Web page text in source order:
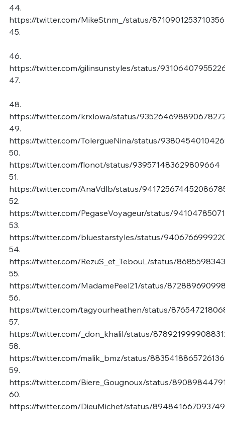
44.
https://twitter.com/MikeStnm_/status/
45.
46.
https://twitter.com/gilinsunstyles/status/
47.
48.
https://twitter.com/krxlowa/status/
49.
https://twitter.com/TolergueNina/status/
50.
https://twitter.com/flonot/status/939571483629809664
51.
https://twitter.com/AnaVdlb/status/
52.
https://twitter.com/PegaseVoyageur/status/
53.
https://twitter.com/bluestarstyles/status/
54.
https://twitter.com/RezuS_et_TebouL/status/
55.
https://twitter.com/MadamePeel21/status/
56.
https://twitter.com/tagyourheathen/status/
57.
https://twitter.com/_don_khalil/status/
58.
https://twitter.com/malik_bmz/status/
59.
https://twitter.com/Biere_Gougnoux/status/
60.
https://twitter.com/DieuMichet/status/